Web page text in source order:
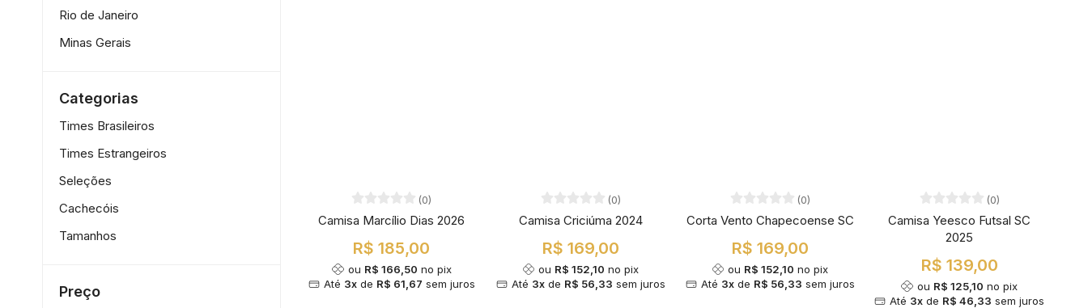
Rio de Janeiro
Minas Gerais
Centro-Oeste
Espírito Santo
Categorias
Times Brasileiros
Times Estrangeiros
Seleções
Cachecóis
Tamanhos
Preço
(0)
Camisa Marcílio Dias 2026
R$ 185,00
ou R$ 166,50 no pix
Até 3x de R$ 61,67 sem juros
(0)
Camisa Criciúma 2024
R$ 169,00
ou R$ 152,10 no pix
Até 3x de R$ 56,33 sem juros
(0)
Corta Vento Chapecoense SC
R$ 169,00
ou R$ 152,10 no pix
Até 3x de R$ 56,33 sem juros
(0)
Camisa Yeesco Futsal SC
2025
R$ 139,00
ou R$ 125,10 no pix
Até 3x de R$ 46,33 sem juros